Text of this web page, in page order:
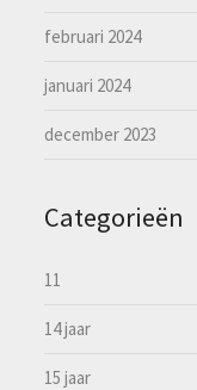
februari 2024
januari 2024
december 2023
Categorieën
11
14 jaar
15 jaar